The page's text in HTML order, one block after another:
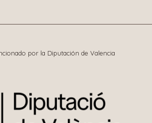
por la Diputación de Valencia